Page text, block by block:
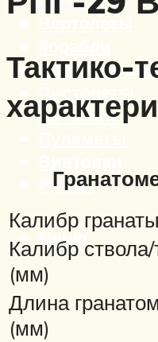
Бронетехника
Автоматы
Ружья
Меню
Тактико-
Калибр
Калибр
(мм)
Длина
(мм)